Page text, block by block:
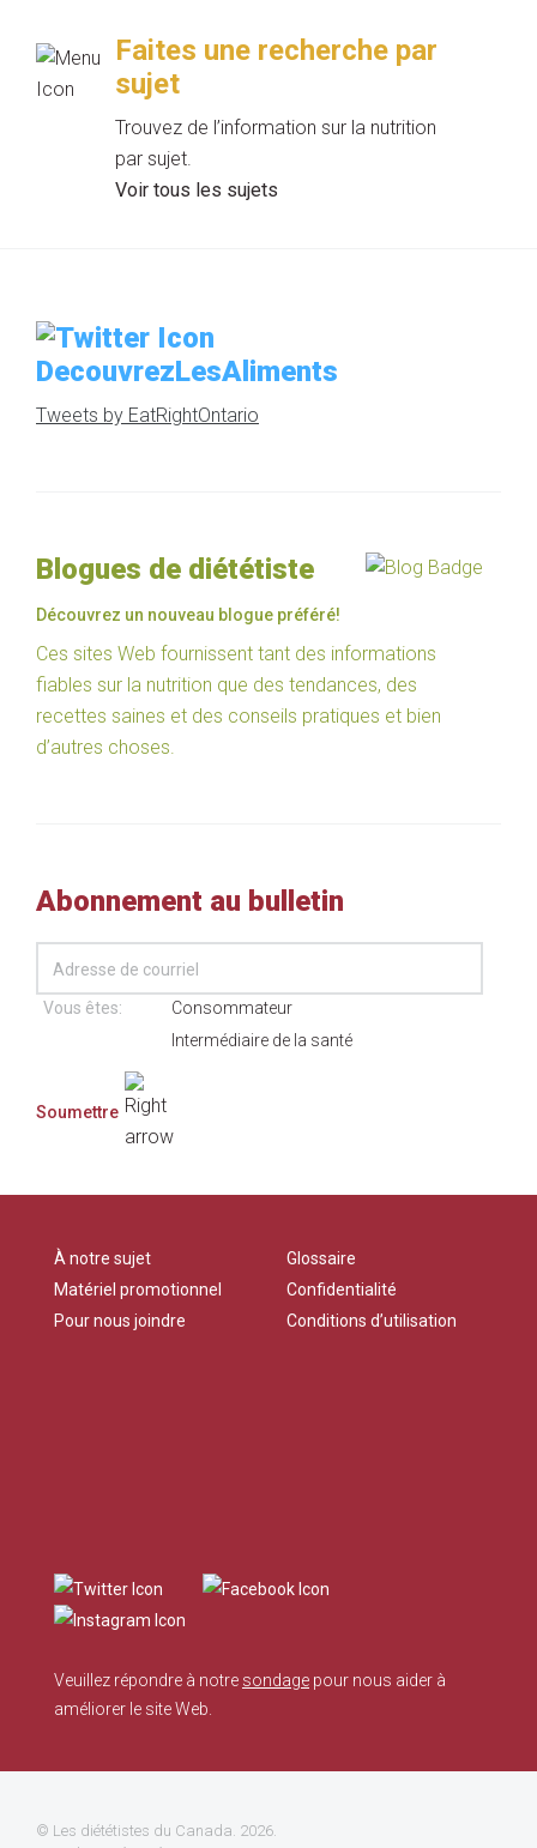
Faites une recherche par
sujet
Trouvez de l’information sur la nutrition
par sujet.
Voir tous les sujets
DecouvrezLesAliments
Tweets by EatRightOntario
Blogues de diététiste
Découvrez un nouveau blogue préféré!
Ces sites Web fournissent tant des informations
fiables sur la nutrition que des tendances, des
recettes saines et des conseils pratiques et bien
d’autres choses.
Abonnement au bulletin
Vous êtes:
Consommateur
Intermédiaire de la santé
À notre sujet
Matériel promotionnel
Pour nous joindre
Glossaire
Confidentialité
Conditions d’utilisation
Veuillez répondre à notre sondage pour nous aider à
améliorer le site Web.
© Les diététistes du Canada . 2026.